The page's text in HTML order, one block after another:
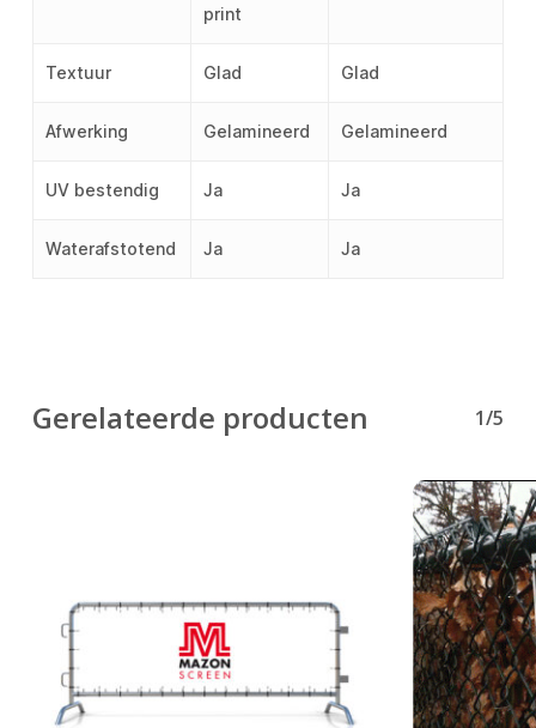
print
Textuur Glad Glad
Afwerking Gelamineerd Gelamineerd
UV bestendig Ja Ja
Waterafstotend Ja Ja
Gerelateerde producten 1/5